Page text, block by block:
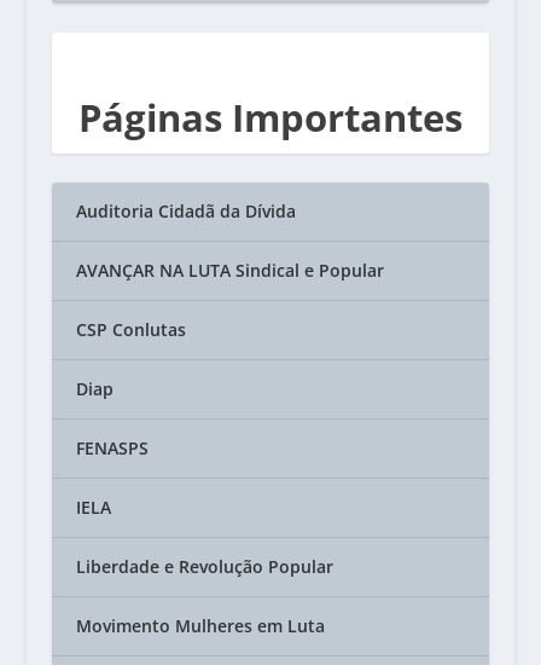
Páginas Importantes
Auditoria Cidadã da Dívida
AVANÇAR NA LUTA Sindical e Popular
CSP Conlutas
Diap
FENASPS
IELA
Liberdade e Revolução Popular
Movimento Mulheres em Luta